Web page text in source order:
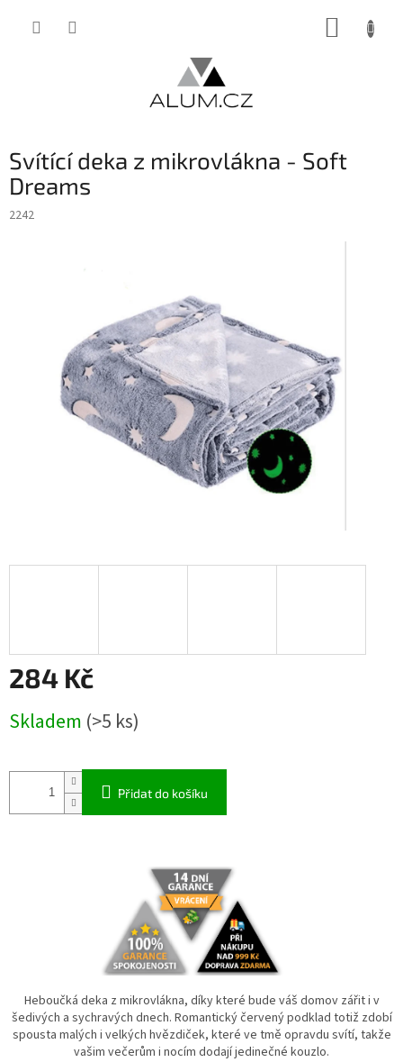
Svítící deka z mikrovlákna - Soft
Dreams
2242
284 Kč
cena:
Skladem (>5 ks)
Přidat do košíku
Heboučká deka z mikrovlákna, díky které bude váš domov zářit i v
šedivých a sychravých dnech. Romantický červený podklad totiž zdobí
spousta malých i velkých hvězdiček, které ve tmě opravdu svítí, takže
vašim večerům i nocím dodají jedinečné kouzlo.